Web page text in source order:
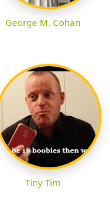
George M. Cohan
Tiny Tim